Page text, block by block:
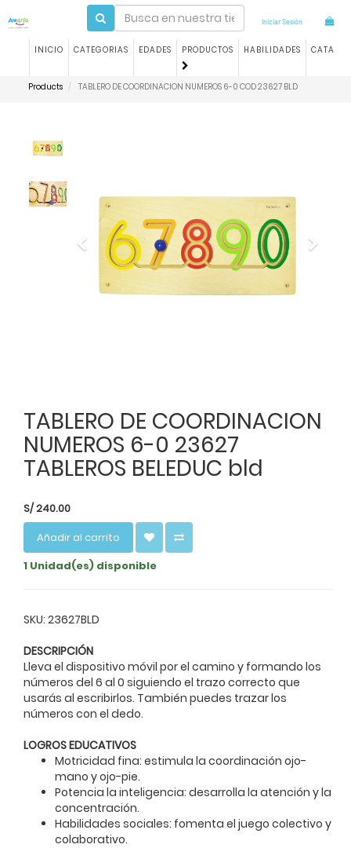
Iniciar Sesión
INICIO CATEGORIAS EDADES PRODUCTOS HABILIDADES
Products TABLERO DE COORDINACION NUMEROS 6-0 COD 23627 BLD
TABLERO DE COORDINACION
NUMEROS 6-0 23627
TABLEROS BELEDUC bld
S/240.00
Añadir al carrito
1 Unidad(es) disponible
SKU: 23627BLD
DESCRIPCIÓN
Lleva el dispositivo móvil por el camino y formando los
números del 6 al 0 siguiendo el trazo correcto que
usarás al escribirlos. También puedes trazar los
números con el dedo.
LOGROS EDUCATIVOS
Motricidad fina: estimula la coordinación ojo-
mano y ojo-pie.
Potencia la inteligencia: desarrolla la atención y la
concentración.
Habilidades sociales: fomenta el juego colectivo y
colaborativo.